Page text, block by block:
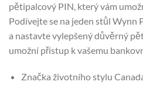
pětipalcový PIN, který vám
Podívejte se na jeden stůl Wynn
a nastavte vylepšený důvěrný
umožní přístup k vašemu
Značka životního stylu